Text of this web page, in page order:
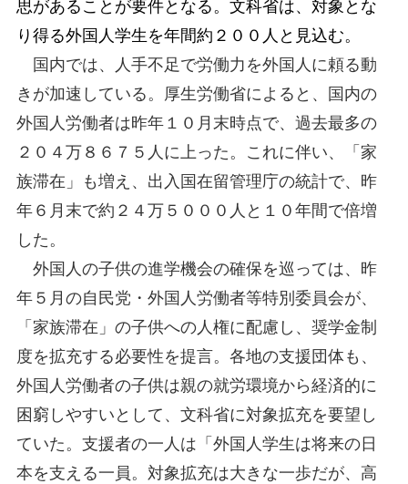
思があることが要件となる。文科省は、対象とな
り得る外国人学生を年間約２００人と見込む。
国内では、人手不足で労働力を外国人に頼る動
きが加速している。厚生労働省によると、国内の
外国人労働者は昨年１０月末時点で、過去最多の
２０４万８６７５人に上った。これに伴い、「家
族滞在」も増え、出入国在留管理庁の統計で、昨
年６月末で約２４万５０００人と１０年間で倍増
した。
外国人の子供の進学機会の確保を巡っては、昨
年５月の自民党・外国人労働者等特別委員会が、
「家族滞在」の子供への人権に配慮し、奨学金制
度を拡充する必要性を提言。各地の支援団体も、
外国人労働者の子供は親の就労環境から経済的に
困窮しやすいとして、文科省に対象拡充を要望し
ていた。支援者の一人は「外国人学生は将来の日
本を支える一員。対象拡充は大きな一歩だが、高